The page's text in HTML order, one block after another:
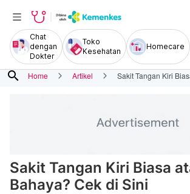
Chat
dengan
Dokter
Toko
Kesehatan
Homecare
search Home Artikel Sakit Tangan Kiri
Sakit Tangan Kiri Biasa
Bahaya? Cek di Sini